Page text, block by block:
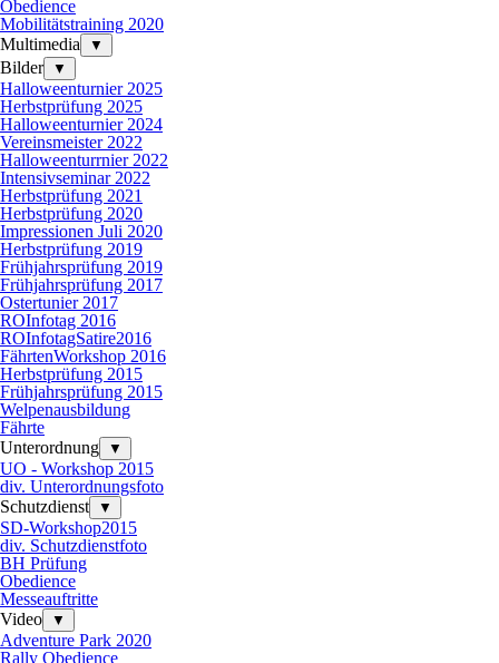
Obedience
Mobilitätstraining 2020
Multimedia
▼
Bilder ▼
Halloweenturnier 2025
Herbstprüfung 2025
Halloweenturnier 2024
Vereinsmeister 2022
Halloweenturrnier 2022
Intensivseminar 2022
Herbstprüfung 2021
Herbstprüfung 2020
Impressionen Juli 2020
Herbstprüfung 2019
Frühjahrsprüfung 2019
Frühjahrsprüfung 2017
Ostertunier 2017
ROInfotag 2016
ROInfotagSatire2016
FährtenWorkshop 2016
Herbstprüfung 2015
Frühjahrsprüfung 2015
Welpenausbildung
Fährte
Unterordnung
▼
UO - Workshop 2015
div. Unterordnungsfoto
Schutzdienst
▼
SD-Workshop2015
div. Schutzdienstfoto
BH Prüfung
Obedience
Messeauftritte
Video
▼
Adventure Park 2020
Rally Obedience